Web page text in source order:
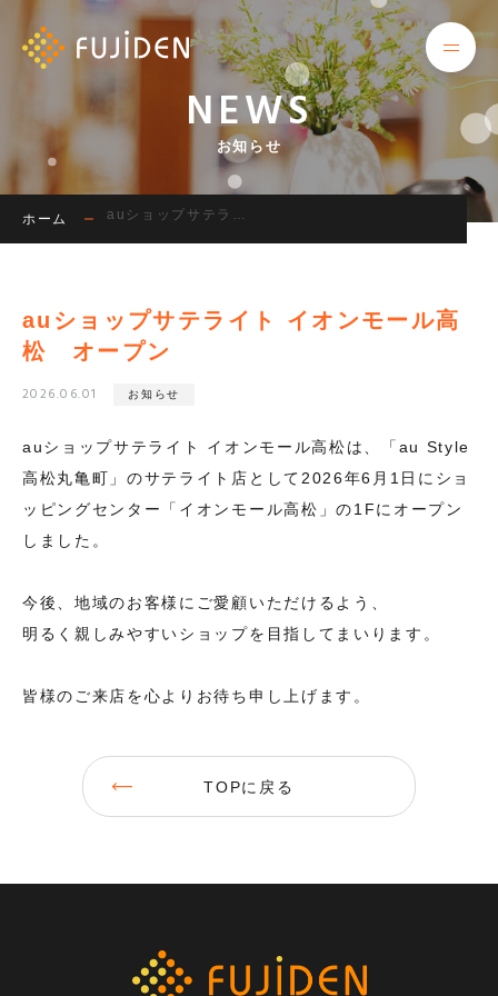
HOME
ホーム
SHOP LIST
会社案内
RECRUIT
採用情報
CONTACT
FOR OFFICE
法人のお客様
NAMD
c2021 FUJIDEN Inc.
NEWS
お知らせ
ホーム auショップサテライト イオンモール高松 オープン
auショップサテライト イオンモール高
松 オープン
2026.06.01 お知らせ
auショップサテライト イオンモール高松は、「au Style
高松丸亀町」のサテライト店として2026年6月1日にショ
ッピングセンター「イオンモール高松」の1Fにオープン
しました。
今後、地域のお客様にご愛顧いただけるよう、
明るく親しみやすいショップを目指してまいります。
皆様のご来店を心よりお待ち申し上げます。
TOPに戻る